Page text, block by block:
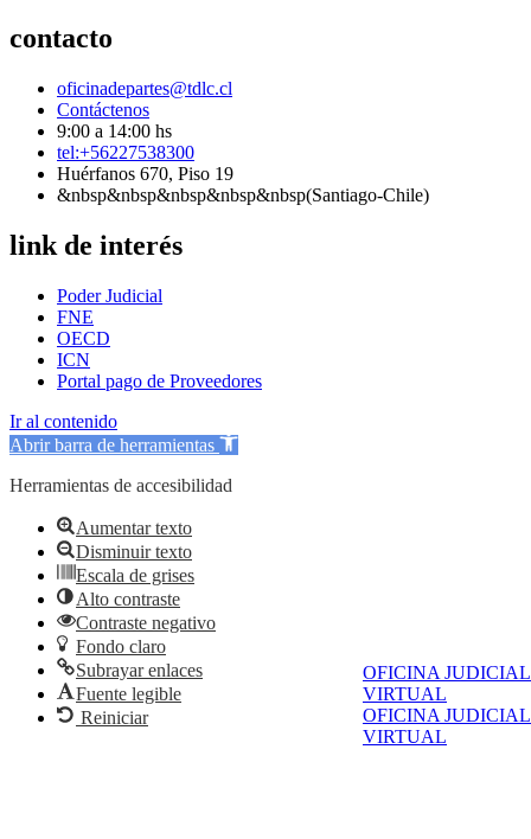
OFICINA JUDICIAL
VIRTUAL
OFICINA JUDICIAL
VIRTUAL
contacto
oficinadepartes@tdlc.cl
Contáctenos
9:00 a 14:00 hs
tel:+56227538300
Huérfanos 670, Piso 19
&nbsp&nbsp&nbsp&nbsp&nbsp(Santiago-Chile)
link de interés
Poder Judicial
FNE
OECD
ICN
Portal pago de Proveedores
Ir al contenido
Abrir barra de herramientas
Herramientas de accesibilidad
Aumentar texto
Disminuir texto
Escala de grises
Alto contraste
Contraste negativo
Fondo claro
Subrayar enlaces
Fuente legible
Reiniciar